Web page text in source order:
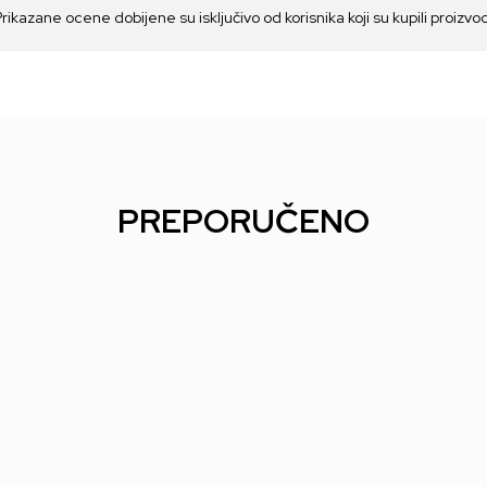
ocene dobijene su isključivo od korisnika koji su kupili
PREPORUČENO